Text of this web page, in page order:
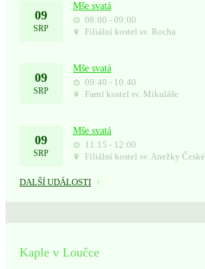
09
SRP
Mše svatá
08:00 - 09:00
Filiální kostel sv. Rocha
09
SRP
Mše svatá
09:40 - 10:40
Farní kostel sv. Mikuláše
09
SRP
Mše svatá
11:15 - 12:00
Filiální kostel sv. Anežky České
DALŠÍ UDÁLOSTI
Kaple v Loučce